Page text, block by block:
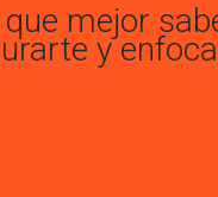
mejor
y